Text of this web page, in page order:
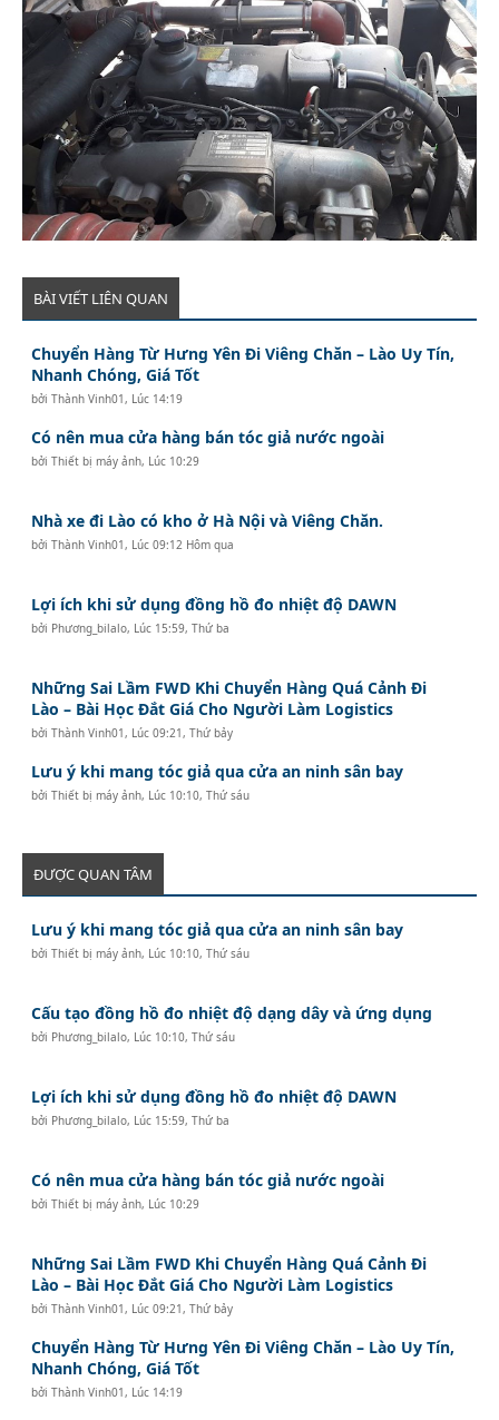
BÀI VIẾT LIÊN QUAN
Chuyển Hàng Từ Hưng Yên Đi Viêng Chăn – Lào Uy Tín,
Nhanh Chóng, Giá Tốt
bởiThành Vinh01, Lúc 14:19
Có nên mua cửa hàng bán tóc giả nước ngoài
bởiThiết bị máy ảnh, Lúc 10:29
Nhà xe đi Lào có kho ở Hà Nội và Viêng Chăn.
bởiThành Vinh01, Lúc 09:12 Hôm qua
Lợi ích khi sử dụng đồng hồ đo nhiệt độ DAWN
bởi Phương_bilalo, Lúc 15:59, Thứ ba
Những Sai Lầm FWD Khi Chuyển Hàng Quá Cảnh Đi
Lào – Bài Học Đắt Giá Cho Người Làm Logistics
bởiThành Vinh01, Lúc 09:21, Thứ bảy
Lưu ý khi mang tóc giả qua cửa an ninh sân bay
bởiThiết bị máy ảnh, Lúc 10:10, Thứ sáu
ĐƯỢC QUAN TÂM
Lưu ý khi mang tóc giả qua cửa an ninh sân bay
bởiThiết bị máy ảnh, Lúc 10:10, Thứ sáu
Cấu tạo đồng hồ đo nhiệt độ dạng dây và ứng dụng
bởi Phương_bilalo, Lúc 10:10, Thứ sáu
Lợi ích khi sử dụng đồng hồ đo nhiệt độ DAWN
bởi Phương_bilalo, Lúc 15:59, Thứ ba
Có nên mua cửa hàng bán tóc giả nước ngoài
bởiThiết bị máy ảnh, Lúc 10:29
Những Sai Lầm FWD Khi Chuyển Hàng Quá Cảnh Đi
Lào – Bài Học Đắt Giá Cho Người Làm Logistics
bởiThành Vinh01, Lúc 09:21, Thứ bảy
Chuyển Hàng Từ Hưng Yên Đi Viêng Chăn – Lào Uy Tín,
Nhanh Chóng, Giá Tốt
bởiThành Vinh01, Lúc 14:19